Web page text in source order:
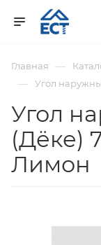
Главная —
— Угол
Угол
(Дёке)
Лимон